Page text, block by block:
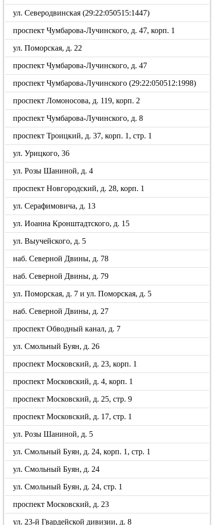
ул. Северодвинская (29:22:050515:1447)
проспект Чумбарова-Лучинского, д. 47, корп. 1
ул. Поморская, д. 22
проспект Чумбарова-Лучинского, д. 47
проспект Чумбарова-Лучинского (29:22:050512:1998)
проспект Ломоносова, д. 119, корп. 2
проспект Чумбарова-Лучинского, д. 8
проспект Троицкий, д. 37, корп. 1, стр. 1
ул. Урицкого, 36
ул. Розы Шаниной, д. 4
проспект Новгородский, д. 28, корп. 1
ул. Серафимовича, д. 13
ул. Иоанна Кронштадтского, д. 15
ул. Выучейского, д. 5
наб. Северной Двины, д. 78
наб. Северной Двины, д. 79
ул. Поморская, д. 7 и ул. Поморская, д. 5
наб. Северной Двины, д. 27
проспект Обводный канал, д. 7
ул. Смольный Буян, д. 26
проспект Московский, д. 23, корп. 1
проспект Московский, д. 4, корп. 1
проспект Московский, д. 25, стр. 9
проспект Московский, д. 17, стр. 1
ул. Розы Шаниной, д. 5
ул. Смольный Буян, д. 24, корп. 1, стр. 1
ул. Смольный Буян, д. 24
ул. Смольный Буян, д. 24, стр. 1
проспект Московский, д. 23
ул. 23-й Гвардейской дивизии, д. 8